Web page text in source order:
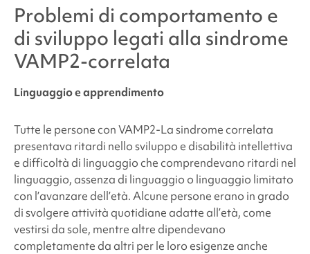
Problemi di comportamento e
di sviluppo legati alla sindrome
VAMP2-correlata
Linguaggio e apprendimento
Tutte le persone conVAMP2-La sindrome correlata
presentava ritardi nello sviluppo e disabilità intellettiva
e difficoltà di linguaggio che comprendevano ritardi nel
linguaggio, assenza di linguaggio o linguaggio limitato
con l’avanzare dell’età. Alcune persone erano in grado
di svolgere attività quotidiane adatte all’età, come
vestirsi da sole, mentre altre dipendevano
completamente da altri per le loro esigenze anche